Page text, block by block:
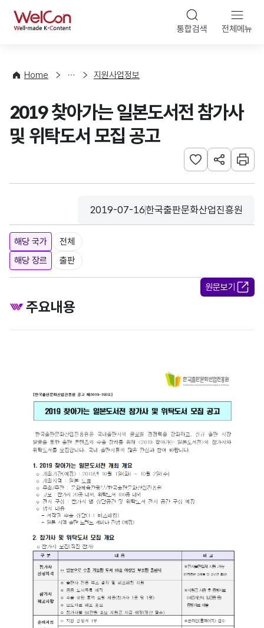
WelCon 통합검색 전체메뉴
Home
사
청
지원사업정보
2019 찾아가는 일본도서전 참가사
및 위탁도서 모집 공고
관심사 등록하기
URL 공유하
인쇄
등록일
2019-07-16
수집기관
한국출판문화산업진흥원
해당 국가
전체
해당 장르
출판
원문보기
주요내용